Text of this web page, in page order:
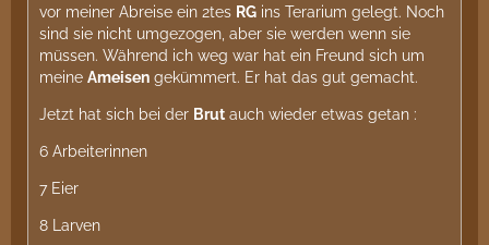
vor meiner Abreise ein 2tes RG ins Terarium gelegt. Noch
sind sie nicht umgezogen, aber sie werden wenn sie
müssen. Während ich weg war hat ein Freund sich um
meine Ameisen gekümmert. Er hat das gut gemacht.
Jetzt hat sich bei der Brut auch wieder etwas getan :
6 Arbeiterinnen
7 Eier
8 Larven